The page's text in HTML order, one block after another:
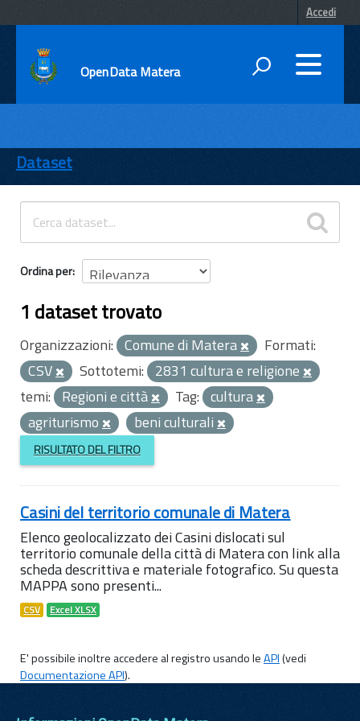
Accedi
OpenData Matera
ENTI
TEMI
INFORMAZIONI
Dataset
Ordina per
1 dataset trovato
Organizzazioni: Comune di Matera
Formati:
CSV
Sottotemi: 2831 cultura e religione
temi: Regioni e città Tag: cultura
agriturismo
beni culturali
RISULTATO DEL FILTRO
Casini del territorio comunale di Matera
Elenco geolocalizzato dei Casini dislocati sul
territorio comunale della città di Matera con link alla
scheda descrittiva e materiale fotografico. Su questa
MAPPA sono presenti...
CSV Excel XLSX
E' possibile inoltre accedere al registro usando leAPI(vedi
Documentazione API).